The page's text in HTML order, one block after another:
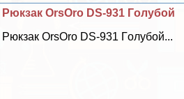
Рюкзак OrsOro DS-931 Гoлyбой
Рюкзак OrsOro DS-931 Гoлyбой...